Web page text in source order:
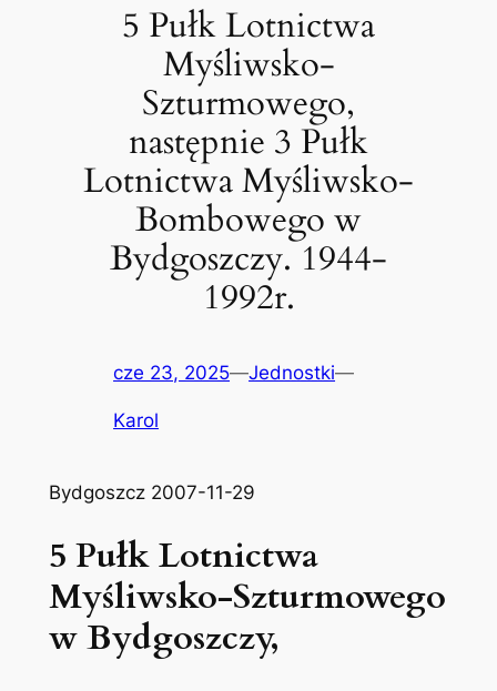
5 Pułk Lotnictwa
Myśliwsko-
Szturmowego,
następnie 3 Pułk
Lotnictwa Myśliwsko-
Bombowego w
Bydgoszczy. 1944-
1992r.
cze 23, 2025—Jednostki—
Karol
Bydgoszcz 2007-11-29
5 Pułk Lotnictwa
Myśliwsko-Szturmowego
w Bydgoszczy,